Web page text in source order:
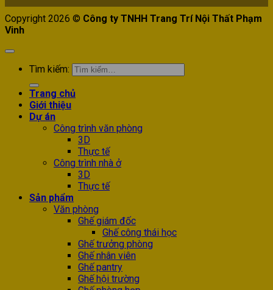
Copyright 2026 © Công ty TNHH Trang Trí Nội Thất Phạm
Vinh
Tìm kiếm:
Trang chủ
Giới thiệu
Dự án
Công trình văn phòng
3D
Thực tế
Công trình nhà ở
3D
Thực tế
Sản phẩm
Văn phòng
Ghế giám đốc
Ghế công thái học
Ghế trưởng phòng
Ghế nhân viên
Ghế pantry
Ghế hội trường